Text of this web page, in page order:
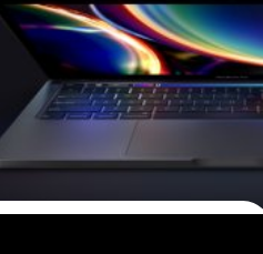
WWDC 2020 ที่ผ่านมา และระบุ
วางขายภายในสิ้นปีนี้ ล่าสุดมี
Apple อาจเตรียมปล่อย
Air ที่จะใช้ชิป ARM
ผู้ผลิตชิ้นส่วนต่าง ๆ สำหรับ
ส่งไปยังโรงงานเพื่อเริ่มต้นการ
ยเทคโนโลยี 5nm ที่จะทำให้ชิป
ago